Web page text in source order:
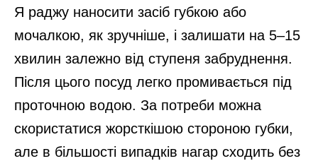
Я раджу наносити засіб губкою або
мочалкою, як зручніше, і залишати на 5–15
хвилин залежно від ступеня забруднення.
Після цього посуд легко промивається під
проточною водою. За потреби можна
скористатися жорсткішою стороною губки,
але в більшості випадків нагар сходить без